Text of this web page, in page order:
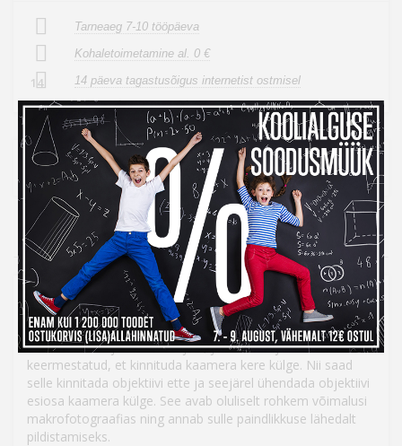
Tarneaeg 7-10 tööpäeva
Kohaletoimetamine al. 0 €
14 14 päeva tagastusõigus internetist ostmisel
Ülevaade
Caruba Reverse Ring Sony NEX 72mm
Caruba Reverse Ring Sony NEX on ühel küljel keermestatud,
et sobituda objektiivi esiküljele, ja teisel küljel
keermestatud, et kinnituda kaamera kere külge. Nii saad
selle kinnitada objektiivi ette ja seejärel ühendada objektiivi
esiosa kaamera külge. See avab oluliselt rohkem võimalusi
makrofotograafias ning annab sulle paindlikkuse lähedalt
pildistamiseks.